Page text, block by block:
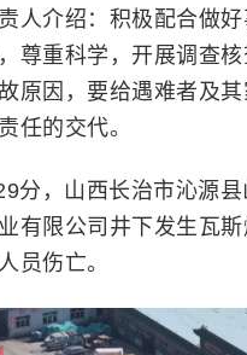
人介绍：积极配合做好
尊重科学，开展调查
原因，要给遇难者及
任的交代。
分，山西长治市沁源县
有限公司井下发生瓦
员伤亡。